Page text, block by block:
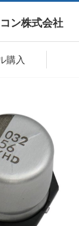
ン株式会社
購入